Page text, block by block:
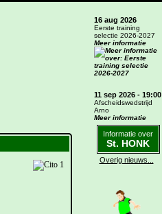
16 aug 2026
Eerste training
selectie 2026-2027
Meer informatie
11 sep 2026 - 19:00
Afscheidswedstrijd
Arno
Meer informatie
Informatie over
St. HONK
Overig nieuws...